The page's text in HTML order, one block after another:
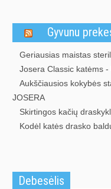
Gyvunu
Geriausias maistas
Josera Classic katėms
Aukščiausios kokybės
JOSERA
Skirtingos kačių
Kodėl katės drasko
Debesėlis